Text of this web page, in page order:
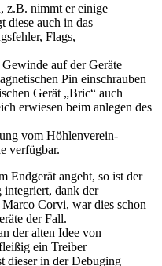
z.B. nimmt er einige
diese auch in das
Flags,
auf der Geräte
Pin einschrauben
Gerät „Bric“ auch
erwiesen beim anlegen des
vom Höhlenverein-
verfügbar.
Endgerät angeht, so ist der
dank der
Corvi, war dies schon
der Fall.
der alten Idee von
ein Treiber
dieser in der Debuging